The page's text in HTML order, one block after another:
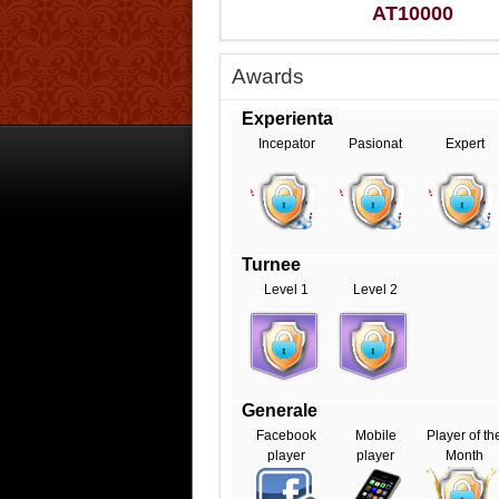
AT10000
Awards
Experienta
Incepator Pasionat Expert
Turnee
Level 1 Level 2
Generale
Facebook
player
Mobile
player
Player of
Month